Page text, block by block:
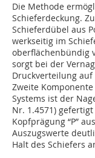
Die Methode
Schieferdeckung.
Schieferdübel aus
werkseitig im
oberflächenbündig
sorgt bei der
Druckverteilung
Zweite
Systems ist der
Nr. 1.4571)
Kopfprägung “P”
Auszugswerte
Halt des Schiefers